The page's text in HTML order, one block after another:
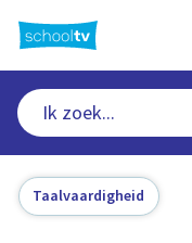
naar
hoofdinhoud
Taalvaardigheid